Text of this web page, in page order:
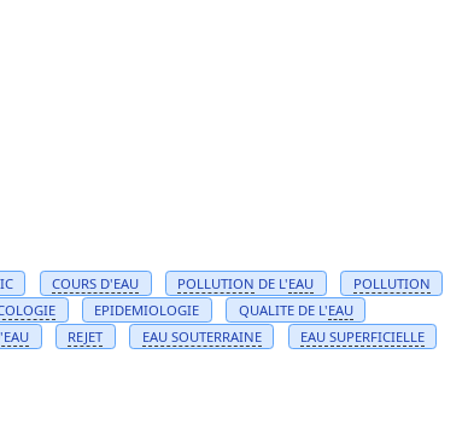
COURS D'EAU POLLUTION DE L'EAU
POLLUTION
EPIDEMIOLOGIE QUALITE DE L'EAU
EAU REJET EAUSOUTERRAINE EAUSUPERFICIELLE